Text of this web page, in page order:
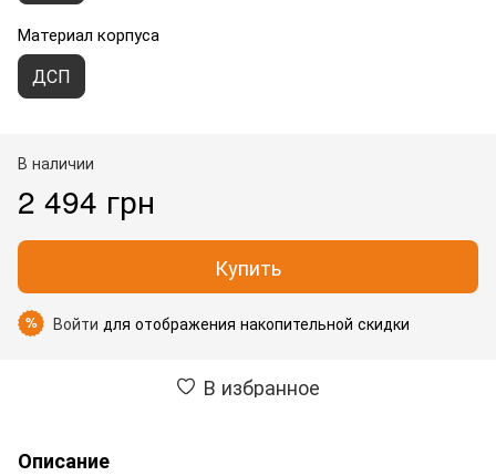
Материал корпуса
ДСП
В наличии
2 494 грн
Купить
% Войти для отображения накопительной скидки
В избранное
Описание